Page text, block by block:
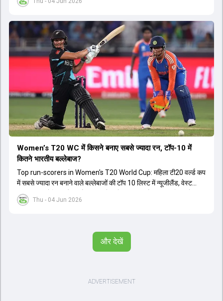
Thu - 04 Jun 2026
Women’s T20 WC में किसने बनाए सबसे ज्यादा रन, टॉप-10 में
कितने भारतीय बल्लेबाज?
Top run-scorers in Women's T20 World Cup: महिला टी20 वर्ल्ड कप
में सबसे ज्यादा रन बनाने वाले बल्लेबाजों की टॉप 10 लिस्ट में न्यूजीलैंड, वेस्ट
इंडीज, ऑस्ट्रेलिया और इंग्लैंड की बल्लेबाजों का दबदबा है. टॉप 10 लिस्ट में तीन
ऑस्ट्रेलियाई खिलाड़ी शामिल हैं. न्यूजीलैंड की दो और वेस्ट इंडीज की दो खिलाड़ी
और देखें